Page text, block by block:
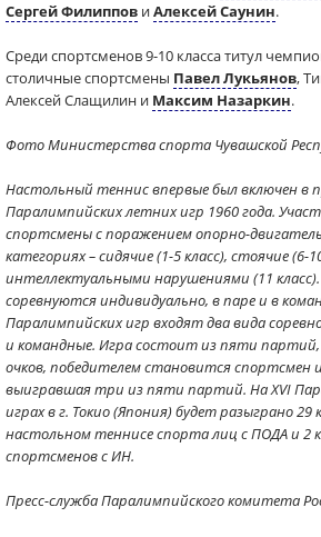
Сергей Филиппов иАлексей Саунин.
Среди спортсменов 9-10 класса титул
столичные спортсмены Павел Лукьянов,
Алексей Слащилин и Максим Назаркин.
Фото Министерства спорта Чувашской
Настольный теннис впервые был включен в
Паралимпийских летних игр 1960 года.
спортсмены с поражением опорно-
категориях – сидячие (1-5 класс), стоячие (6-
интеллектуальными нарушениями (11
соревнуются индивидуально, в паре и в
Паралимпийских игр входят два вида
и командные. Игра состоит из пяти партий,
очков, победителем становится спортсмен
выигравшая три из пяти партий. На XVI
играх в г. Токио (Япония) будет разыграно 29
настольном теннисе спорта лиц с ПОДА и 2
спортсменов с ИН.​
Пресс-служба Паралимпийского комитета